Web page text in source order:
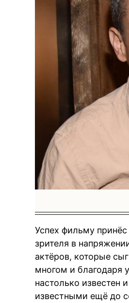
Успех фильму
зрителя в
актёров, которые
многом и благодаря
настолько известен
известными ещё до